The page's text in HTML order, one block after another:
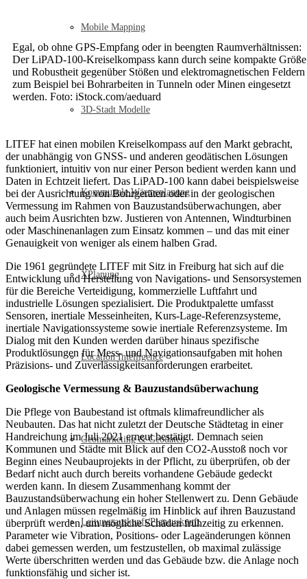
Mobile Mapping
3D-Stadt Modelle
Kommunale Wärmeplanung
XPlanung
Location Intelligence
Geomarketing & Geodaten
Leitungsauskunft/Planauskunft
Egal, ob ohne GPS-Empfang oder in beengten Raumverhältnissen:
Der LiPAD-100-Kreiselkompass kann durch seine kompakte Größe
und Robustheit gegenüber Stößen und elektromagnetischen Feldern
zum Beispiel bei Bohrarbeiten in Tunneln oder Minen eingesetzt
werden. Foto: iStock.com/aeduard
LITEF hat einen mobilen Kreiselkompass auf den Markt gebracht,
der unabhängig von GNSS- und anderen geodätischen Lösungen
funktioniert, intuitiv von nur einer Person bedient werden kann und
Daten in Echtzeit liefert. Das LiPAD-100 kann dabei beispielsweise
bei der Ausrichtung von Bohrgeräten oder in der geologischen
Vermessung im Rahmen von Bauzustandsüberwachungen, aber
auch beim Ausrichten bzw. Justieren von Antennen, Windturbinen
oder Maschinenanlagen zum Einsatz kommen – und das mit einer
Genauigkeit von weniger als einem halben Grad.
Die 1961 gegründete LITEF mit Sitz in Freiburg hat sich auf die
Entwicklung und Herstellung von Navigations- und Sensorsystemen
für die Bereiche Verteidigung, kommerzielle Luftfahrt und
industrielle Lösungen spezialisiert. Die Produktpalette umfasst
Sensoren, inertiale Messeinheiten, Kurs-Lage-Referenzsysteme,
inertiale Navigationssysteme sowie inertiale Referenzsysteme. Im
Dialog mit den Kunden werden darüber hinaus spezifische
Produktlösungen für Mess- und Navigationsaufgaben mit hohen
Präzisions- und Zuverlässigkeitsanforderungen erarbeitet.
Geologische Vermessung & Bauzustandsüberwachung
Die Pflege von Baubestand ist oftmals klimafreundlicher als
Neubauten. Das hat nicht zuletzt der Deutsche Städtetag in einer
Handreichung im Juli 2021 erneut bestätigt. Demnach seien
Kommunen und Städte mit Blick auf den CO2-Ausstoß noch vor
Beginn eines Neubauprojekts in der Pflicht, zu überprüfen, ob der
Bedarf nicht auch durch bereits vorhandene Gebäude gedeckt
werden kann. In diesem Zusammenhang kommt der
Bauzustandsüberwachung ein hoher Stellenwert zu. Denn Gebäude
und Anlagen müssen regelmäßig im Hinblick auf ihren Bauzustand
überprüft werden, um mögliche Schäden frühzeitig zu erkennen.
Parameter wie Vibration, Positions- oder Lageänderungen können
dabei gemessen werden, um festzustellen, ob maximal zulässige
Werte überschritten werden und das Gebäude bzw. die Anlage noch
funktionsfähig und sicher ist.